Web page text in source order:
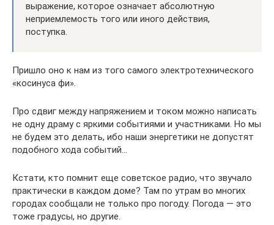
выражение, которое означает абсолютную
неприемлемость того или иного действия,
поступка.
Пришло оно к нам из того самого электротехнического
«косинуса фи».
Про сдвиг между напряжением и током можно написать
не одну драму с яркими событиями и участниками. Но мы
не будем это делать, ибо наши энергетики не допустят
подобного хода событий…
Кстати, кто помнит еще советское радио, что звучало
практически в каждом доме? Там по утрам во многих
городах сообщали не только про погоду. Погода — это
тоже градусы, но другие.